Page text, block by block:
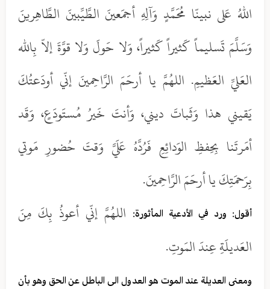
اللهُ عَلى نبينّا مُحَمَّدٍ وَآلِهِ أجمَعينَ الطَّيِّبينَ الطَّاهِرينَ
وَسَلَّمَ تَسليماً كَثيراً كَثيراً، وَلا حَولَ وَلا قوَّةَ إلاّ بِالله
العَليِّ العَظيمِ. اللهُمَّ يا أرحَمَ الرَّاحِمينَ إنّي أودَعتُكَ
يَقيني هذا وَثَباتَ ديني، وَأنتَ خَيرُ مُستَودَعٍ، وَقَد
أمَرتَنا بِحِفظِ الوَدائِعِ فَرُدَّهُ عَلَيَّ وَقتَ حُضورِ مَوتي
بِرَحمَتِكَ يا أرحَمَ الرَّاحِمينَ.
أقول: ورد في الأدعية المأثورة:
اللهُمَّ إنّي أعوذُ بِكَ مِنَ
العَديلَةِ عِندَ المَوتِ.
ومعنى العديلة عند الموت هو العدول الى الباطل عن الحق وهو بأن